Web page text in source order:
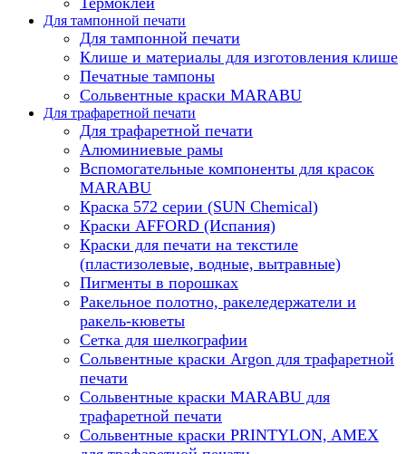
Для тампонной печати
Для тампонной печати
Клише и материалы для изготовления клише
Печатные тампоны
Сольвентные краски MARABU
Для трафаретной печати
Для трафаретной печати
Алюминиевые рамы
Вспомогательные компоненты для красок
MARABU
Краска 572 серии (SUN Chemical)
Краски AFFORD (Испания)
Краски для печати на текстиле
(пластизолевые, водные, вытравные)
Пигменты в порошках
Ракельное полотно, ракеледержатели и
ракель-кюветы
Сетка для шелкографии
Сольвентные краски Argon для трафаретной
печати
Сольвентные краски MARABU для
трафаретной печати
Сольвентные краски PRINTYLON, AMEX